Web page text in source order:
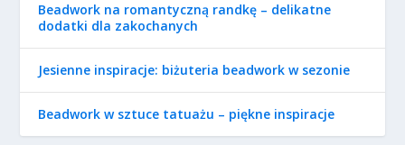
Beadwork na romantyczną randkę – delikatne
dodatki dla zakochanych
Jesienne inspiracje: biżuteria beadwork w sezonie
Beadwork w sztuce tatuażu – piękne inspiracje